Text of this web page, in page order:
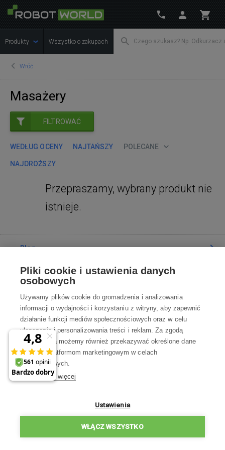
Produkty Wszystko o zakupach
Wróć
Masażery
FILTROWAĆ
WEDŁUG OCENY NAJTAŃSZY POLECANE
NAJDROŻSZY
Przepraszamy, wybrany produkt nie
istnieje.
Blog
Poradnia
Wszystko o zakupach
Kontakt
Skontaktuj się z Nami
Pon-Pt 8:00—17:00
WSZYSTKIE KONTAKTY
Pliki cookie i ustawienia danych
osobowych
Używamy plików cookie do gromadzenia i analizowania
informacji o wydajności i korzystaniu z witryny, aby zapewnić
działanie funkcji mediów społecznościowych oraz w celu
ulepszania i personalizowania treści i reklam. Za zgodą
użytkownika możemy również przekazywać określone dane
osobowe platformom marketingowym w celach
marketingowych.
Dowiedz się więcej
Ustawienia
WŁĄCZ WSZYSTKO